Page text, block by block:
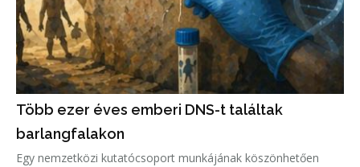
Több ezer éves emberi DNS-t találtak
barlangfalakon
Egy nemzetközi kutatócsoport munkájának köszönhetően